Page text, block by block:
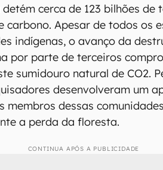
cerca de 123 bilhões de
carbono. Apesar de todos os
indígenas, o avanço da
por parte de terceiros
sumidouro natural de CO2.
desenvolveram um
membros dessas
a perda da floresta.
CONTINUA APÓS A PUBLICIDADE